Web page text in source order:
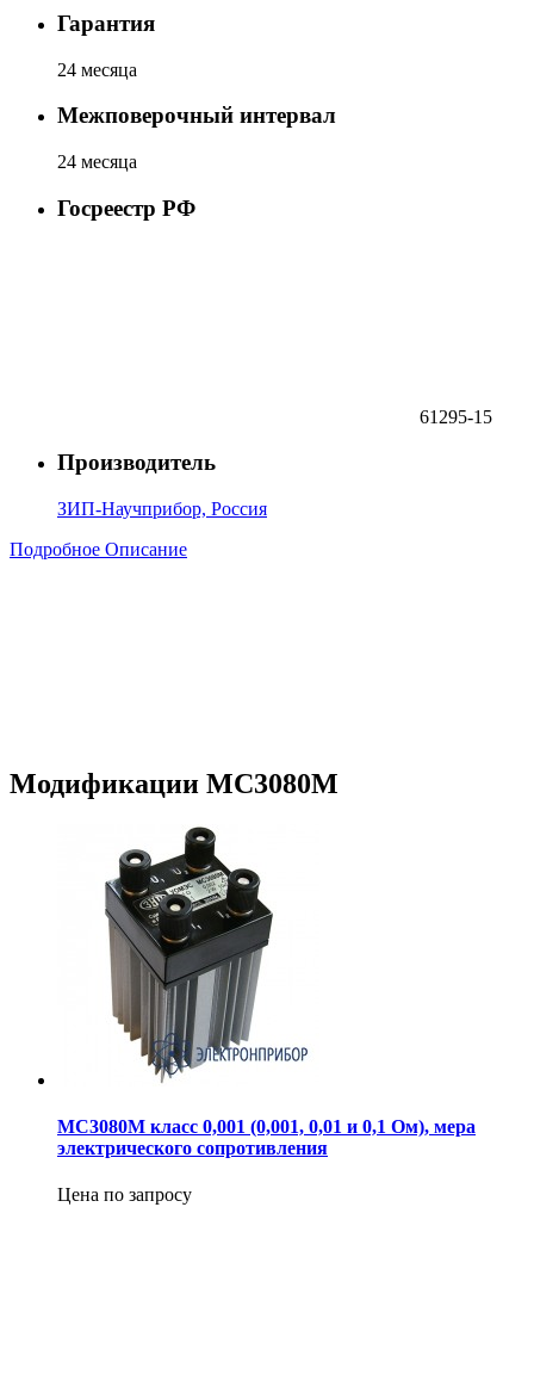
Гарантия
24 месяца
Межповерочный интервал
24 месяца
Госреестр РФ
61295-15
Производитель
ЗИП-Научприбор, Россия
Подробное Описание
Модификации МС3080М
МС3080М класс 0,001 (0,001, 0,01 и 0,1 Ом), мера
электрического сопротивления
Цена по запросу